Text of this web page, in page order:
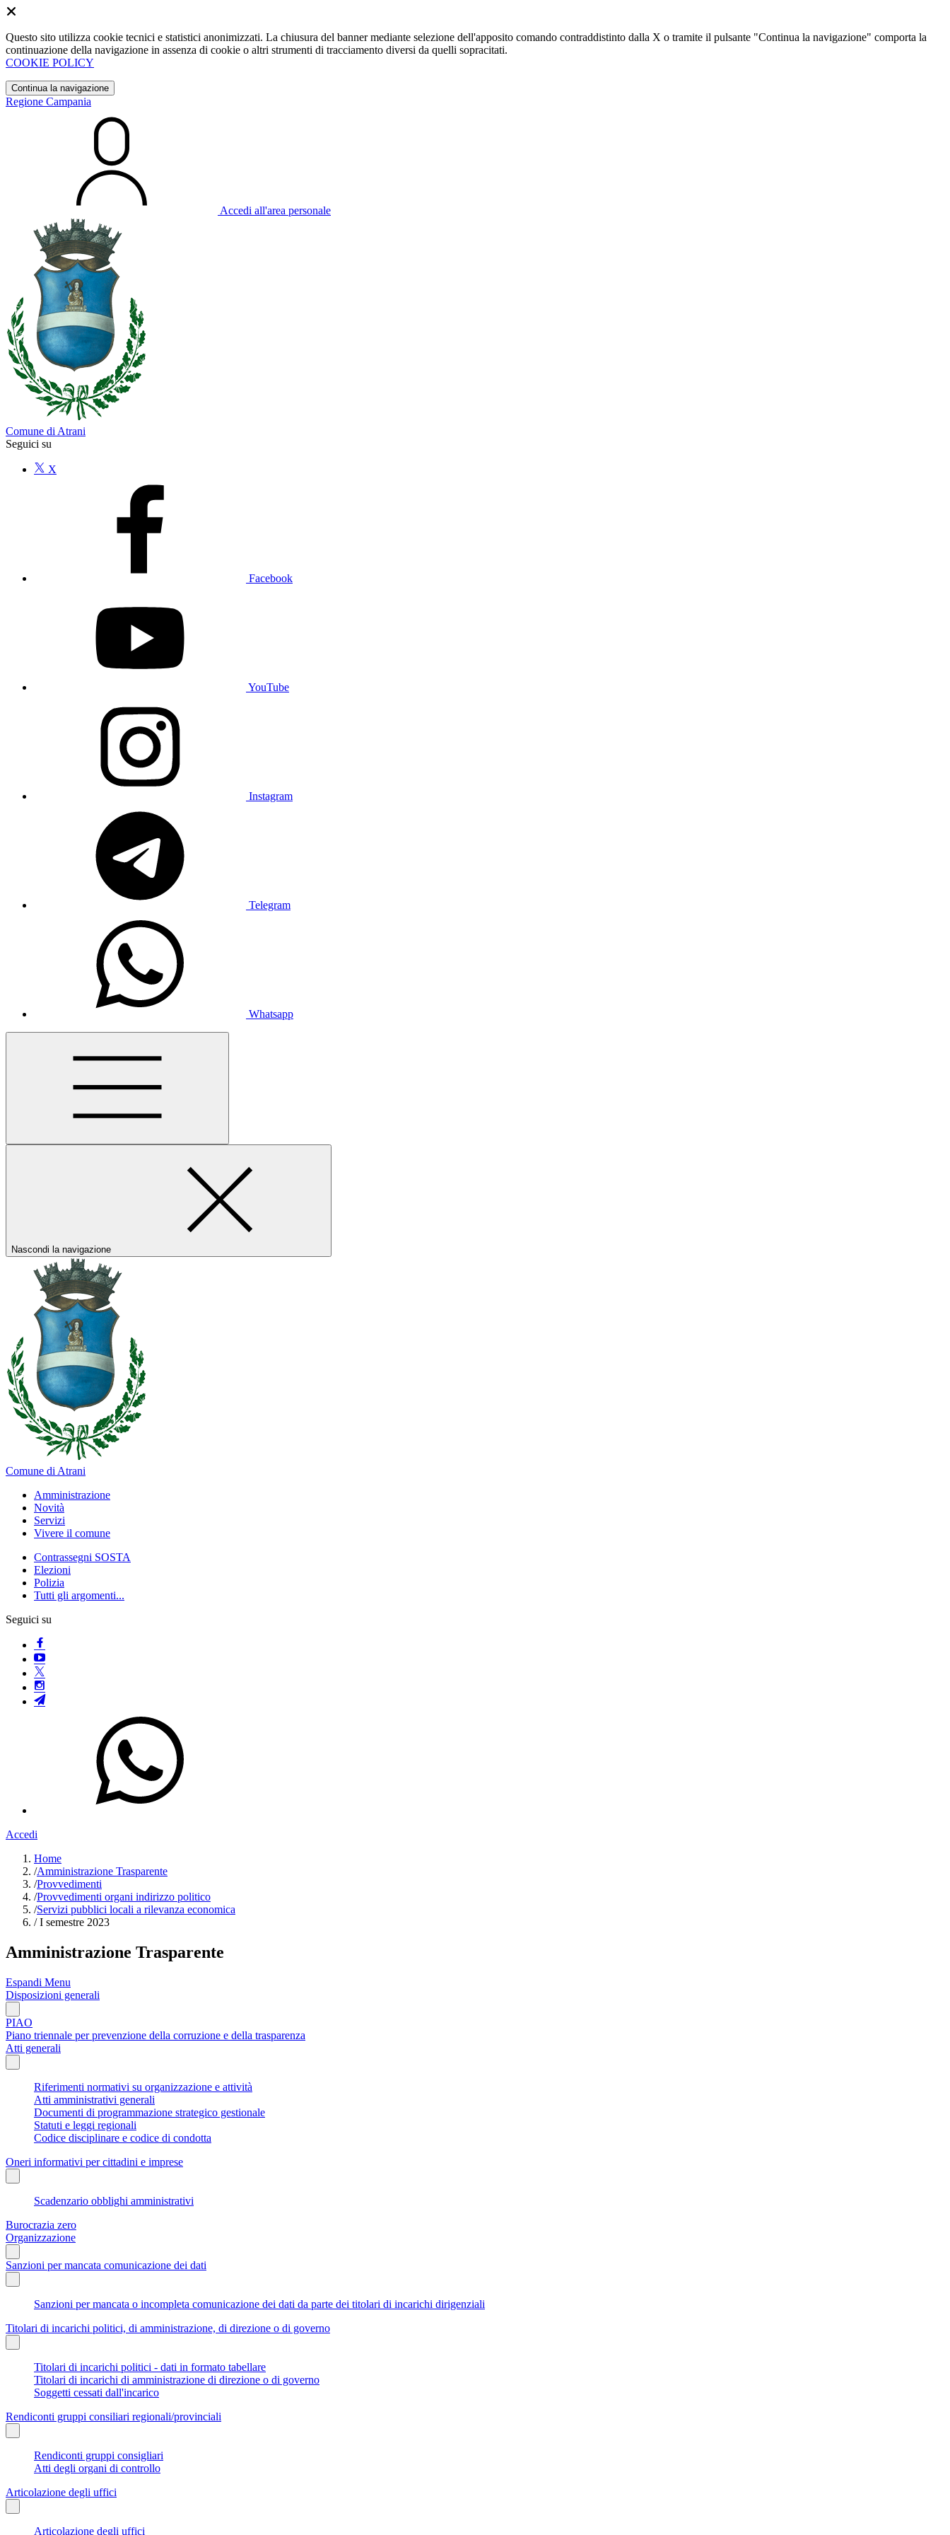
Questo sito utilizza cookie tecnici e statistici anonimizzati. La chiusura del banner mediante selezione dell'apposito comando contraddistinto dalla X o tramite il pulsante "Continua la navigazione" comporta la
continuazione della navigazione in assenza di cookie o altri strumenti di tracciamento diversi da quelli sopracitati.
COOKIE POLICY
Continua la navigazione
Regione Campania
Accedi all'area personale
Comune di Atrani
Seguici su
X
Facebook
YouTube
Instagram
Telegram
Whatsapp
Nascondi la navigazione
Comune di Atrani
Amministrazione
Novità
Servizi
Vivere il comune
Contrassegni SOSTA
Elezioni
Polizia
Tutti gli argomenti...
Seguici su
Accedi
Home
/Amministrazione Trasparente
/Provvedimenti
/Provvedimenti organi indirizzo politico
/Servizi pubblici locali a rilevanza economica
/I semestre 2023
Amministrazione Trasparente
Espandi Menu
Disposizioni generali
PIAO
Piano triennale per prevenzione della corruzione e della trasparenza
Atti generali
Riferimenti normativi su organizzazione e attività
Atti amministrativi generali
Documenti di programmazione strategico gestionale
Statuti e leggi regionali
Codice disciplinare e codice di condotta
Oneri informativi per cittadini e imprese
Scadenzario obblighi amministrativi
Burocrazia zero
Organizzazione
Sanzioni per mancata comunicazione dei dati
Sanzioni per mancata o incompleta comunicazione dei dati da parte dei titolari di incarichi dirigenziali
Titolari di incarichi politici, di amministrazione, di direzione o di governo
Titolari di incarichi politici - dati in formato tabellare
Titolari di incarichi di amministrazione di direzione o di governo
Soggetti cessati dall'incarico
Rendiconti gruppi consiliari regionali/provinciali
Rendiconti gruppi consigliari
Atti degli organi di controllo
Articolazione degli uffici
Articolazione degli uffici